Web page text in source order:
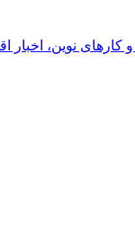
نوین، اخبار